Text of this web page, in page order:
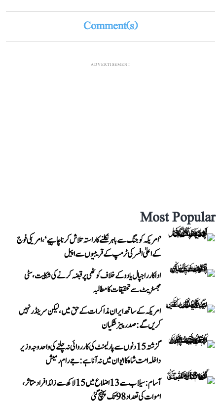
Comment(s)
ADVERTISEMENT
Most Popular
’امریکہ کو جنگ سے باہر نکلنے کا راستہ تلاش کرنا چاہیے‘، امریکی فوج
کے اعلیٰ افسر کی ٹرمپ کے قریبیوں سے اپیل
اداکار راجپال یادو کے خلاف کوٹھی پر قبضہ کرنے کی شکایت، سٹی
مجسٹریٹ سے تحقیقات کا مطالبہ
امریکہ کے ساتھ ایران مذاکرات کے حق میں، لیکن سرینڈر نہیں
کریں گے: صدر پیزشکیان
گزشتہ 15 دنوں سے پارلیمنٹ کی کارروائی نہ چلنے کی واحد وجہ وزیر
داخلہ امت شاہ کا ایوان میں نہ آنا ہے: جے رام رمیش
آسام: سیلاب سے 13 اضلاع میں 15 لاکھ سے زائد افراد متاثر،
اموات کی تعداد 98 تک پہنچ گئی